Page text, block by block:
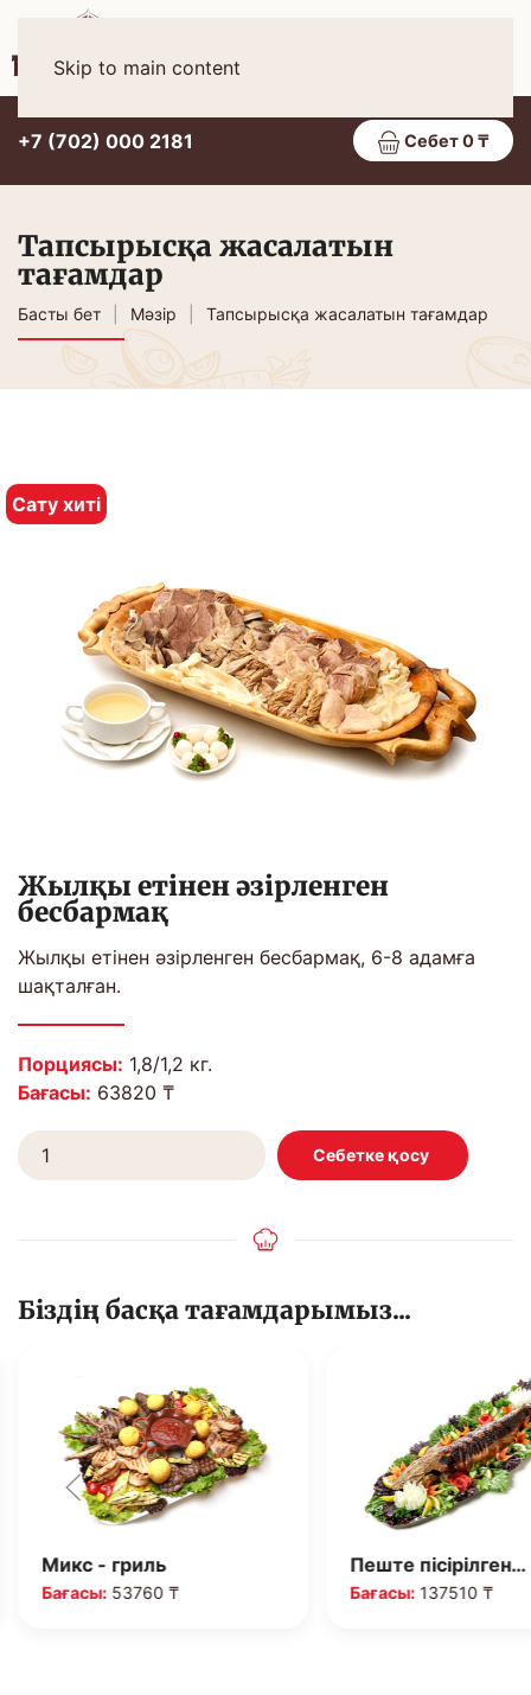
Skip to main content
+7 (702) 000 2181 Себет 0 ₸
Тапсырысқа жасалатын
тағамдар
Басты бет Мәзір Тапсырысқа жасалатын тағамдар
Сату хиті
Жылқы етінен әзірленген
бесбармақ
Жылқы етінен әзірленген бесбармақ, 6-8 адамға
шақталған.
Порциясы: 1,8/1,2 кг.
Бағасы: 63820 ₸
Біздің басқа тағамдарымыз...
Микс - гриль
Бағасы: 53760 ₸
Пеште пісірілген…
Бағасы:137510 ₸